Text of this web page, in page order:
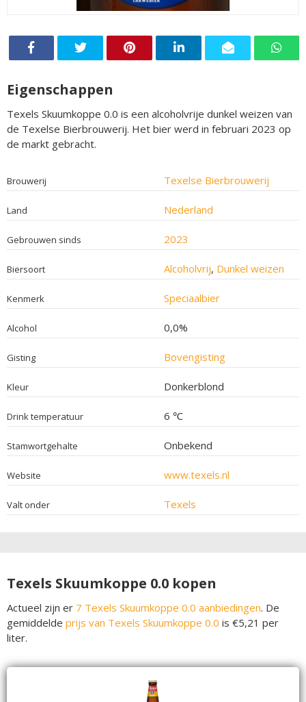
Eigenschappen
Texels Skuumkoppe 0.0 is een alcoholvrije dunkel weizen van
de Texelse Bierbrouwerij. Het bier werd in februari 2023 op
de markt gebracht.
Brouwerij Texelse Bierbrouwerij
Land Nederland
Gebrouwen sinds 2023
Biersoort Alcoholvrij, Dunkel weizen
Kenmerk Speciaalbier
Alcohol 0,0%
Gisting Bovengisting
Kleur Donkerblond
Drink temperatuur 6 ℃
Stamwortgehalte Onbekend
Website www.texels.nl
Valt onder Texels
Texels Skuumkoppe 0.0 kopen
Actueel zijn er 7 Texels Skuumkoppe 0.0 aanbiedingen. De
gemiddelde prijs van Texels Skuumkoppe 0.0 is €5,21 per
liter.